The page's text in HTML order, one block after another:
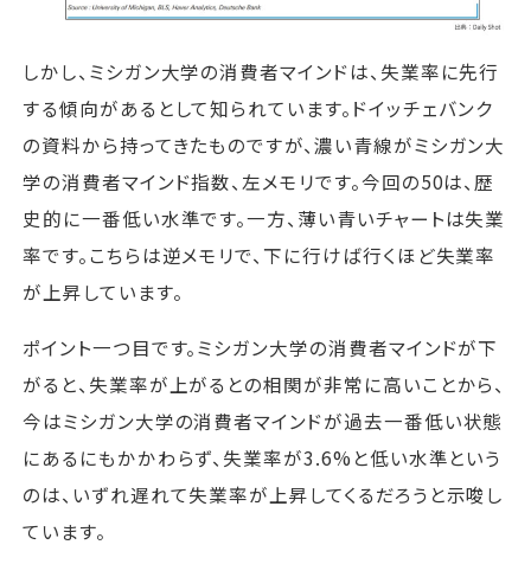
しかし、ミシガン大学の消費者マインドは、失業率に先行
する傾向があるとして知られています。ドイッチェバンク
の資料から持ってきたものですが、濃い青線がミシガン大
学の消費者マインド指数、左メモリです。今回の50は、歴
史的に一番低い水準です。一方、薄い青いチャートは失業
率です。こちらは逆メモリで、下に行けば行くほど失業率
が上昇しています。
ポイント一つ目です。ミシガン大学の消費者マインドが下
がると、失業率が上がるとの相関が非常に高いことから、
今はミシガン大学の消費者マインドが過去一番低い状態
にあるにもかかわらず、失業率が3.6%と低い水準という
のは、いずれ遅れて失業率が上昇してくるだろうと示唆し
ています。